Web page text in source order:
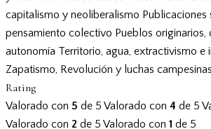
capitalismo y neoliberalismo Publicaciones
pensamiento colectivo Pueblos
autonomía Territorio, agua, extractivismo e
Zapatismo, Revolución y luchas campesinas
Rating
Valorado con 5 de 5 Valorado con 4 de 5
Valorado con 2 de 5 Valorado con 1 de 5